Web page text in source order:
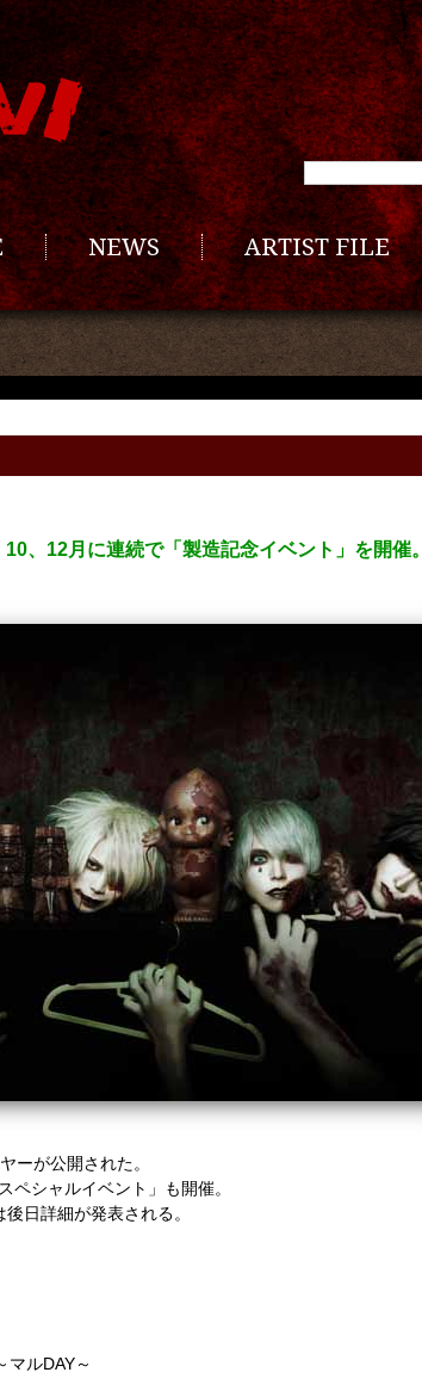
NEWS ARTIST FILE
、12月に連続で「製造記念イベント」を開催。
ーが公開された。
シャルイベント」も開催。
日詳細が発表される。
マルDAY～